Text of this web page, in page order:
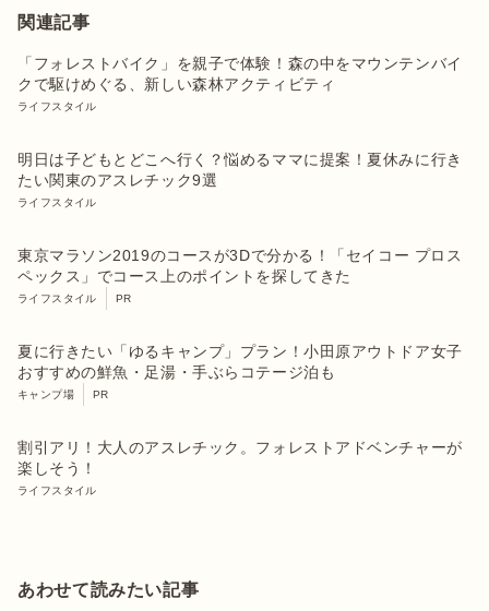
関連記事
「フォレストバイク」を親子で体験！森の中をマウンテンバイ
クで駆けめぐる、新しい森林アクティビティ
ライフスタイル
明日は子どもとどこへ行く？悩めるママに提案！夏休みに行き
たい関東のアスレチック9選
ライフスタイル
東京マラソン2019のコースが3Dで分かる！「セイコー プロス
ペックス」でコース上のポイントを探してきた
ライフスタイル PR
夏に行きたい「ゆるキャンプ」プラン！小田原アウトドア女子
おすすめの鮮魚・足湯・手ぶらコテージ泊も
キャンプ場 PR
割引アリ！大人のアスレチック。フォレストアドベンチャーが
楽しそう！
ライフスタイル
あわせて読みたい記事